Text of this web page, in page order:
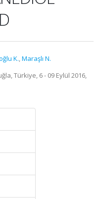
K.,Maraşlı N.
Türkiye, 6 - 09 Eylül 2016,